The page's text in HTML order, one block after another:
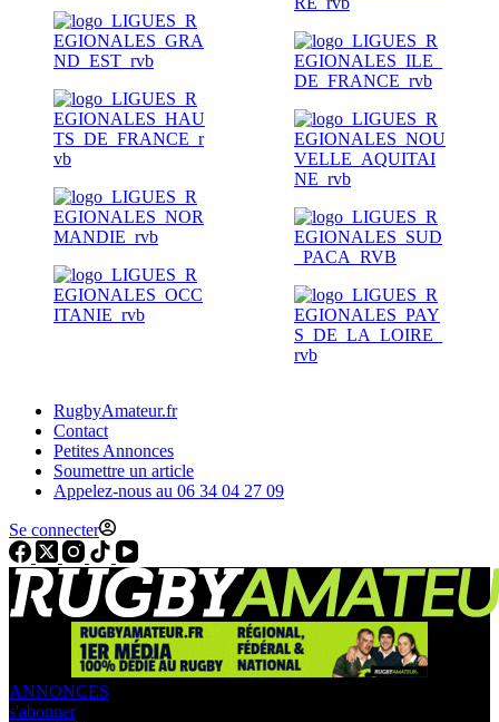
RugbyAmateur.fr
Contact
Petites Annonces
Soumettre un article
Appelez-nous au 06 34 04 27 09
Se connecter
ANNONCES
s'abonner